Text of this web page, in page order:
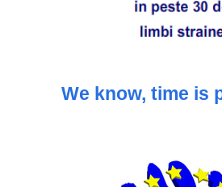
We know, time is